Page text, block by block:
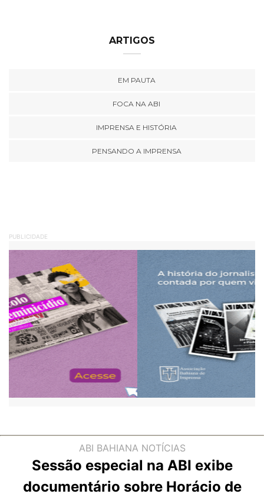
ARTIGOS
EM PAUTA
FOCA NA ABI
IMPRENSA E HISTÓRIA
PENSANDO A IMPRENSA
PUBLICIDADE
ABI BAHIANA NOTÍCIAS
Sessão especial na ABI exibe
documentário sobre Horácio de